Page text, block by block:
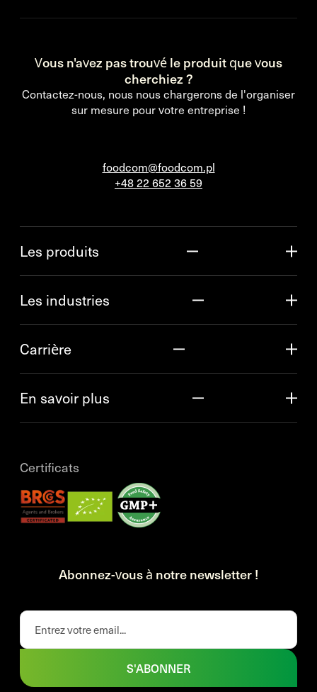
Vous n'avez pas trouvé le produit que vous
cherchiez ?
Contactez-nous, nous nous chargerons de l'organiser
sur mesure pour votre entreprise !
foodcom@foodcom.pl
+48 22 652 36 59
Les produits
Les industries
Carrière
En savoir plus
Certificats
Abonnez-vous à notre newsletter !
S'ABONNER